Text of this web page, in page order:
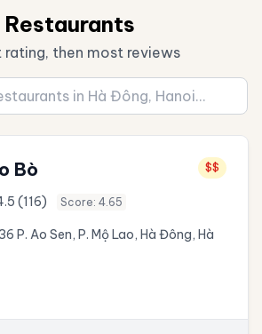
rating, then most reviews
Bò $$
(116) Score: 4.65
P. Ao Sen, P. Mộ Lao, Hà Đông, Hà